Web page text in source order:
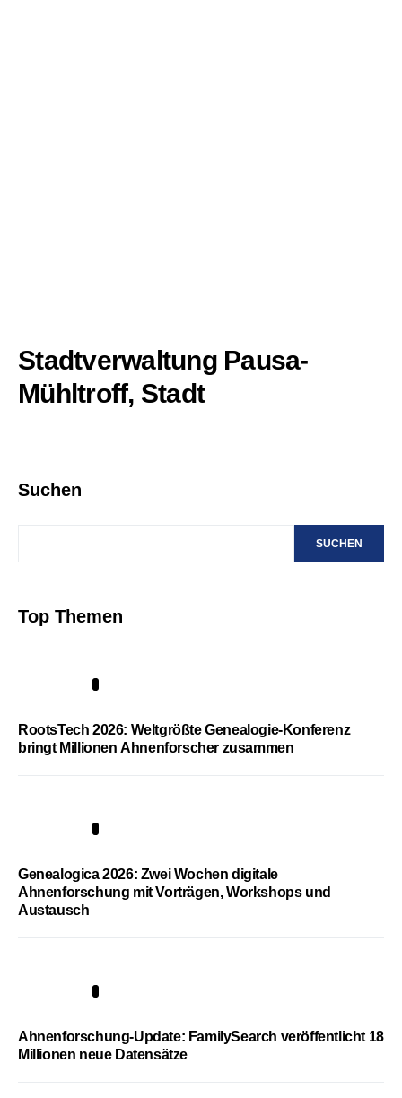
Stadtverwaltung Pausa-
Mühltroff, Stadt
Suchen
SUCHEN
Top Themen
RootsTech 2026: Weltgrößte Genealogie-Konferenz
bringt Millionen Ahnenforscher zusammen
Genealogica 2026: Zwei Wochen digitale
Ahnenforschung mit Vorträgen, Workshops und
Austausch
Ahnenforschung-Update: FamilySearch veröffentlicht 18
Millionen neue Datensätze